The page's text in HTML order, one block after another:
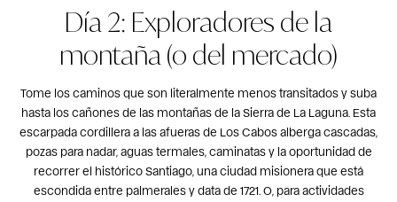
Día 2: Exploradores de la
montaña (o del mercado)
Tome los caminos que son literalmente menos transitados y suba
hasta los cañones de las montañas de la Sierra de La Laguna. Esta
escarpada cordillera a las afueras de Los Cabos alberga cascadas,
pozas para nadar, aguas termales, caminatas y la oportunidad de
recorrer el histórico Santiago, una ciudad misionera que está
escondida entre palmerales y data de 1721. O, para actividades